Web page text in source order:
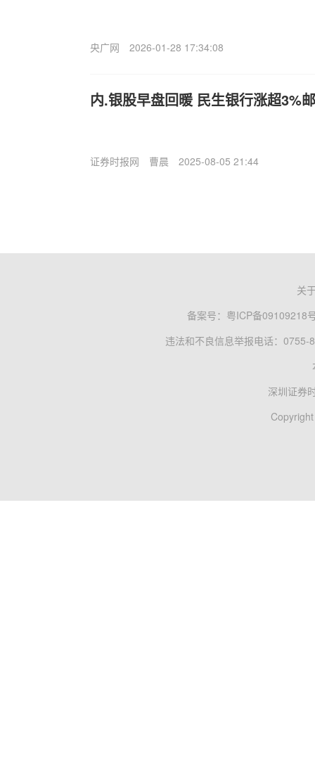
央广网 2026-01-28 17:34:08
内.银股早盘回暖 民生银行涨超3%
证券时报网 曹晨 2025-08-05 21:44
关
备案号： 粤ICP备09109218
违法和不良信息举报电话：0755-
深圳证券